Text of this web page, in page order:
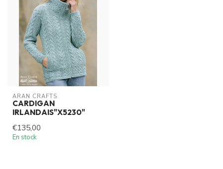
ARAN CRAFTS
CARDIGAN
IRLANDAIS"X5230"
€135,00
En stock